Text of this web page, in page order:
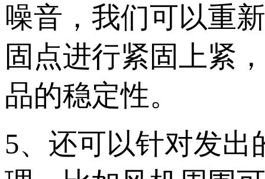
噪音，我们可以重
固点进行紧固上紧
品的稳定性。
5、还可以针对发